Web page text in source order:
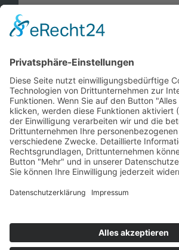
Kontakt
Mitglied werden!
Impressum
Datenschutz
Copyright 2023. All rights reserved.